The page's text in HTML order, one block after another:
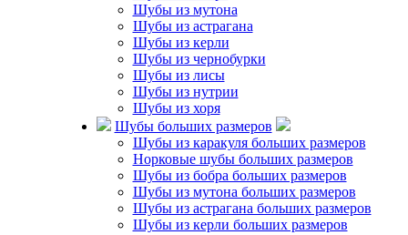
Каталог
Мужчинам
Женщинам
Как купить?Доставка
и оплата
Бесплатная
доставка
Рассрочка
Гарантии
О нас
Шубы из мутона
Шубы из астрагана
Шубы из керли
Шубы из чернобурки
Шубы из лисы
Шубы из нутрии
Шубы из хоря
Шубы больших размеров
Шубы из каракуля больших размеров
Норковые шубы больших размеров
Шубы из бобра больших размеров
Шубы из мутона больших размеров
Шубы из астрагана больших размеров
Шубы из керли больших размеров